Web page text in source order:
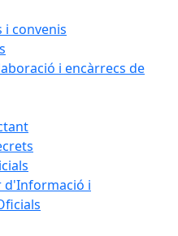
i convenis
i encàrrecs de
d'Informació i